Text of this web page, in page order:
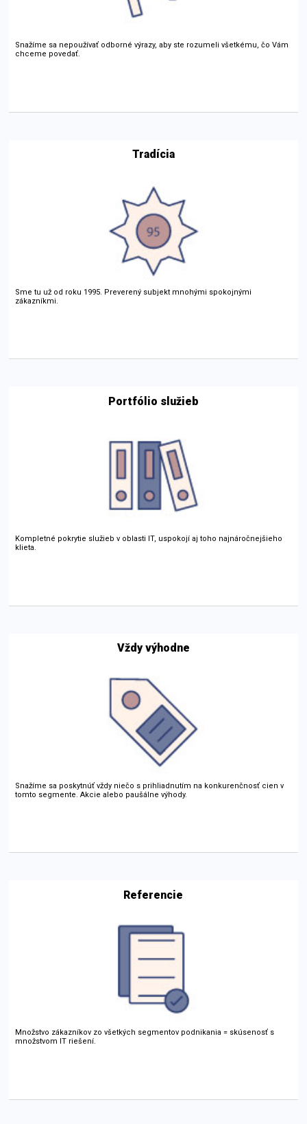
Snažíme sa nepoužívať odborné výrazy, aby ste rozumeli všetkému, čo Vám
chceme povedať.
Tradícia
Sme tu už od roku 1995. Preverený subjekt mnohými spokojnými
zákazníkmi.
Portfólio služieb
Kompletné pokrytie služieb v oblasti IT, uspokojí aj toho najnáročnejšieho
klieta.
Vždy výhodne
Snažíme sa poskytnúť vždy niečo s prihliadnutím na konkurenčnosť cien v
tomto segmente. Akcie alebo paušálne výhody.
Referencie
Množstvo zákazníkov zo všetkých segmentov podnikania = skúsenosť s
množstvom IT riešení.